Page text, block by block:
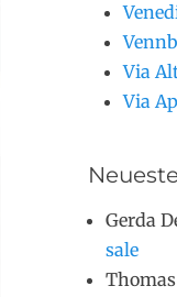
Via
Via
Gerda
sale